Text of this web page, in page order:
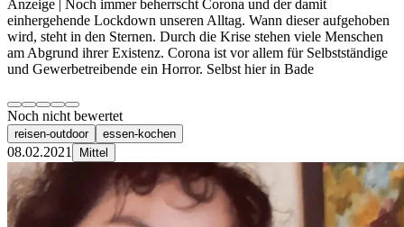
Anzeige | Noch immer beherrscht Corona und der damit
einhergehende Lockdown unseren Alltag. Wann dieser aufgehoben
wird, steht in den Sternen. Durch die Krise stehen viele Menschen
am Abgrund ihrer Existenz. Corona ist vor allem für Selbstständige
und Gewerbetreibende ein Horror. Selbst hier in Bade
Noch nicht bewertet
reisen-outdoor essen-kochen
08.02.2021 Mittel